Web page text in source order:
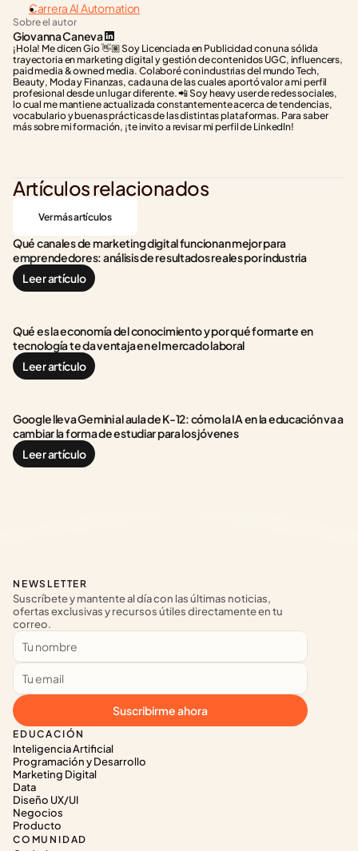
Carrera AI Automation
Sobre el autor
Giovanna Caneva
¡Hola! Me dicen Gio 👋🏽 Soy Licenciada en Publicidad con una sólida
trayectoria en marketing digital y gestión de contenidos UGC, influencers,
paid media & owned media. Colaboré con industrias del mundo Tech,
Beauty, Moda y Finanzas, cada una de las cuales aportó valor a mi perfil
profesional desde un lugar diferente. 📲 Soy heavy user de redes sociales,
lo cual me mantiene actualizada constantemente acerca de tendencias,
vocabulario y buenas prácticas de las distintas plataformas. Para saber
más sobre mi formación, ¡te invito a revisar mi perfil de LinkedIn!
Artículos relacionados
Ver más artículos
Qué canales de marketing digital funcionan mejor para
emprendedores: análisis de resultados reales por industria
Leer artículo
Qué es la economía del conocimiento y por qué formarte en
tecnología te da ventaja en el mercado laboral
Leer artículo
Google lleva Gemini al aula de K-12: cómo la IA en la educación va a
cambiar la forma de estudiar para los jóvenes
Leer artículo
EDUCACIÓN
Inteligencia Artificial
Programación y Desarrollo
Marketing Digital
Data
Diseño UX/UI
Negocios
Producto
COMUNIDAD
NEWSLETTER
Suscríbete y mantente al día con las últimas noticias,
ofertas exclusivas y recursos útiles directamente en tu
correo.
Suscribirme ahora